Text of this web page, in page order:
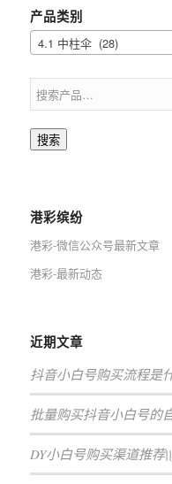
产品类别
4.1 中柱伞 (28)
搜索
港彩缤纷
港彩-微信公众号最新文章
港彩-最新动态
近期文章
抖音小白号购买流程是
批量购买抖音小白号的
DY小白号购买渠道推